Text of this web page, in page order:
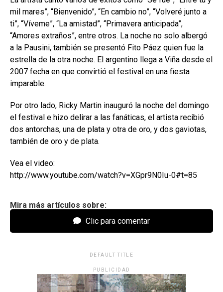
mil mares”, “Bienvenido”, “En cambio no”, “Volveré junto a
ti”, “Víveme”, “La amistad”, “Primavera anticipada”,
“Amores extraños”, entre otros. La noche no solo albergó
a la Pausini, también se presentó Fito Páez quien fue la
estrella de la otra noche. El argentino llega a Viña desde el
2007 fecha en que convirtió el festival en una fiesta
imparable.
Por otro lado, Ricky Martin inauguró la noche del domingo
el festival e hizo delirar a las fanáticas, el artista recibió
dos antorchas, una de plata y otra de oro, y dos gaviotas,
también de oro y de plata.
Vea el video:
http://www.youtube.com/watch?v=XGpr9N0Iu-0#t=85
Mira más artículos sobre:
Clic para comentar
DEFAULT TITLE
PUBLICIDAD